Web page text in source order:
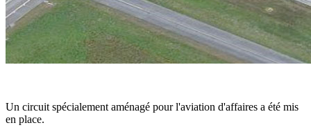
Un circuit spécialement aménagé pour l'aviation d'affaires a été mis
en place.